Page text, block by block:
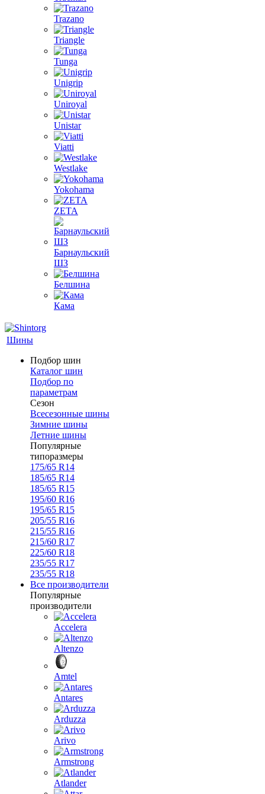
Trazano
Triangle
Tunga
Unigrip
Uniroyal
Unistar
Viatti
Westlake
Yokohama
ZETA
Барнаульский
ШЗ
Белшина
Кама
Шины
Подбор шин
Каталог шин
Подбор по
параметрам
Сезон
Всесезонные шины
Зимние шины
Летние шины
Популярные
типоразмеры
175/65 R14
185/65 R14
185/65 R15
195/60 R16
195/65 R15
205/55 R16
215/55 R16
215/60 R17
225/60 R18
235/55 R17
235/55 R18
Все производители
Популярные
производители
Accelera
Altenzo
Amtel
Antares
Arduzza
Arivo
Armstrong
Atlander